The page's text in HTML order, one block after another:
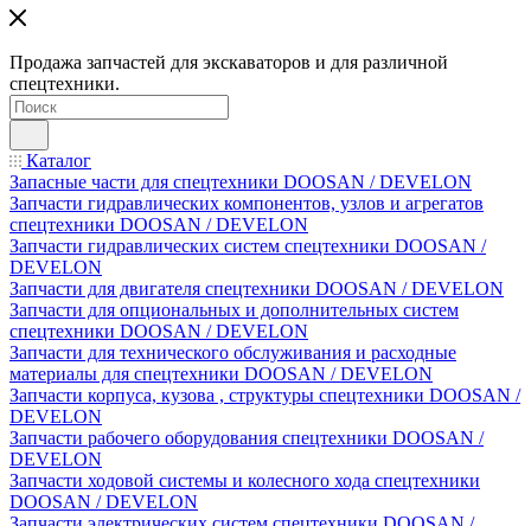
Продажа запчастей для экскаваторов и для различной
спецтехники.
Каталог
Запасные части для спецтехники DOOSAN / DEVELON
Запчасти гидравлических компонентов, узлов и агрегатов
спецтехники DOOSAN / DEVELON
Запчасти гидравлических систем спецтехники DOOSAN /
DEVELON
Запчасти для двигателя спецтехники DOOSAN / DEVELON
Запчасти для опциональных и дополнительных систем
спецтехники DOOSAN / DEVELON
Запчасти для технического обслуживания и расходные
материалы для спецтехники DOOSAN / DEVELON
Запчасти корпуса, кузова , структуры спецтехники DOOSAN /
DEVELON
Запчасти рабочего оборудования спецтехники DOOSAN /
DEVELON
Запчасти ходовой системы и колесного хода спецтехники
DOOSAN / DEVELON